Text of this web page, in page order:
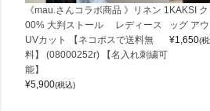
《mau.さんコラボ商品 》リネン 1
00% 大判ストール レディース
UVカット 【ネコポスで送料無
料】 (08000252r) 【名入れ刺繍可
能】
¥5,900(税込)
KAKSI
ッグ ア
¥1,650(